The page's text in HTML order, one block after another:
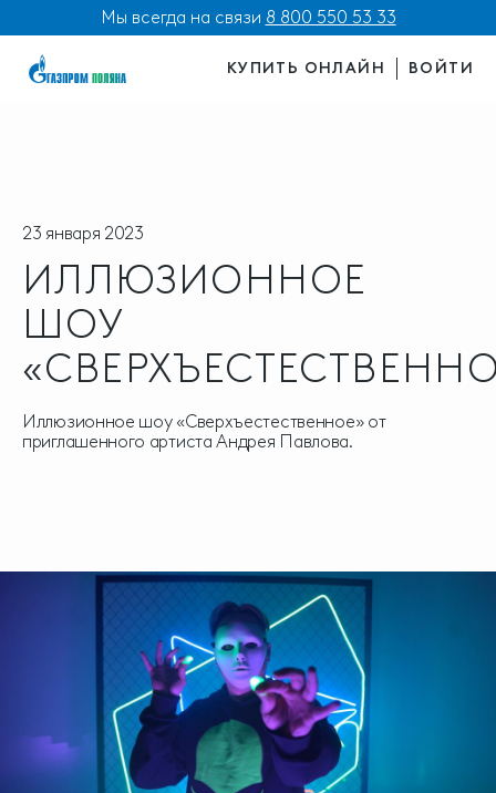
Мы всегда на связи 8 800 550 53 33
КУПИТЬ ОНЛАЙН ВОЙТИ
23 января 2023
ИЛЛЮЗИОННОЕ
ШОУ
Иллюзионное шоу «Сверхъестественное» от
приглашенного артиста Андрея Павлова.